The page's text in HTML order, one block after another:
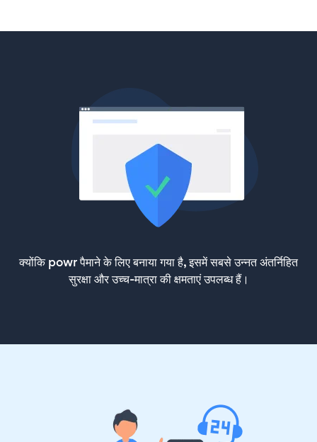
क्योंकि powr पैमाने के लिए बनाया गया है, इसमें सबसे उन्नत अंतर्निहित
सुरक्षा और उच्च-मात्रा की क्षमताएं उपलब्ध हैं।